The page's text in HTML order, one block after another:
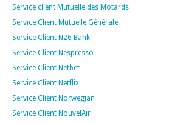
Service client Mutuelle des Motards
Service Client Mutuelle Générale
Service Client N26 Bank
Service Client Nespresso
Service Client Netbet
Service Client Netflix
Service Client Norwegian
Service Client NouvelAir